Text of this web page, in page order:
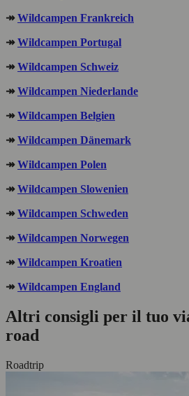
↠Wildcampen Frankreich
↠Wildcampen Portugal
↠Wildcampen Schweiz
↠Wildcampen Niederlande
↠Wildcampen Belgien
↠Wildcampen Dänemark
↠Wildcampen Polen
↠Wildcampen Slowenien
↠Wildcampen Schweden
↠Wildcampen Norwegen
↠Wildcampen Kroatien
↠Wildcampen England
Altri consigli per il tuo
road
Roadtrip